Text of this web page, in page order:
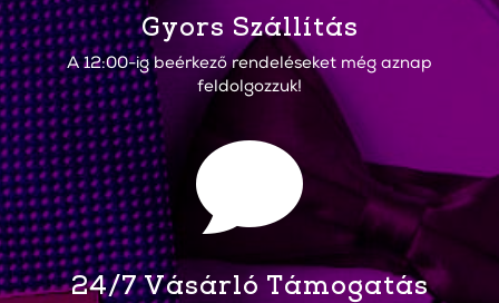
Gyors Szállítás
A 12:00-ig beérkező rendeléseket még aznap
feldolgozzuk!

24/7 Vásárló Támogatás